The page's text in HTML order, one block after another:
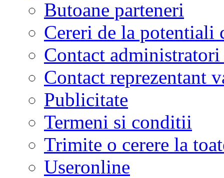
Butoane parteneri
Cereri de la potentiali
Contact
Contact reprezentant
Publicitate
Termeni si conditii
Trimite o cerere la
Useronline